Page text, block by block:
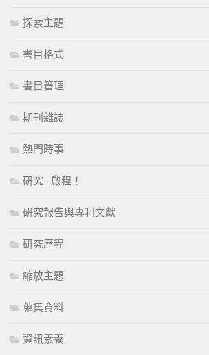
探索主題
書目格式
書目管理
期刊雜誌
熱門時事
研究…啟程！
研究報告與專利文獻
研究歷程
縮放主題
蒐集資料
資訊素養